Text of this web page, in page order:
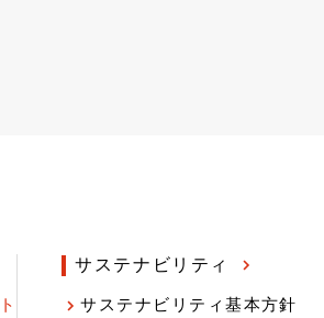
サステナビリティ
サステナビリティ基本方針